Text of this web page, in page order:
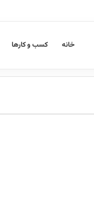
خانه کسب و کارها